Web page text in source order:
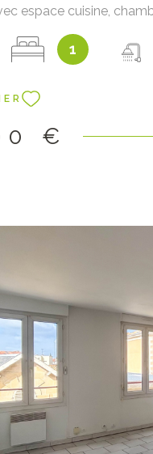
espace cuisine,
est exposé sont
à la charge de
1
€